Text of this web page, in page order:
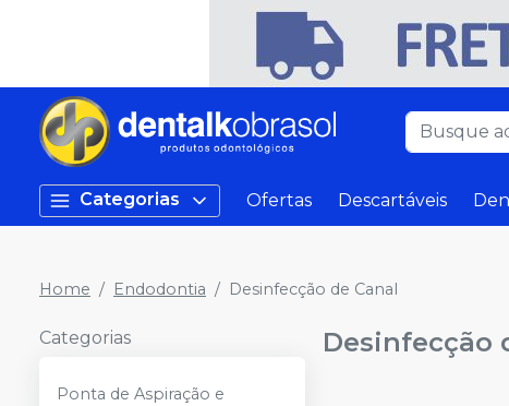
Categorias Ofertas Descartáveis
Home Endodontia Desinfecção de Canal
Categorias
Ponta de Aspiração e
Desinfecção